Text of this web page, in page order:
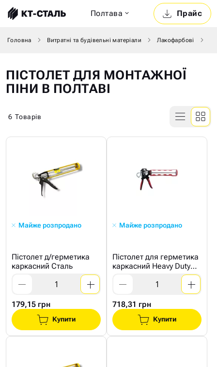
Прайс
Полтава
Головна Витратні та будівельні матеріали Лакофарбові
ПІСТОЛЕТ ДЛЯ МОНТАЖНОЇ
ПІНИ В ПОЛТАВІ
6 Товарів
Майже розпродано
Пістолет д/герметика
каркасний Сталь
179,15 грн
Купити
Майже розпродано
Пістолет для герметика
каркасний Heavy Duty
718,31 грн
Купити